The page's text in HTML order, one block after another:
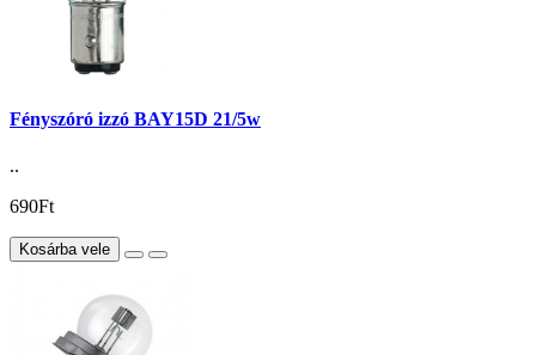
Fényszóró izzó BAY15D 21/5w
..
690Ft
Kosárba vele